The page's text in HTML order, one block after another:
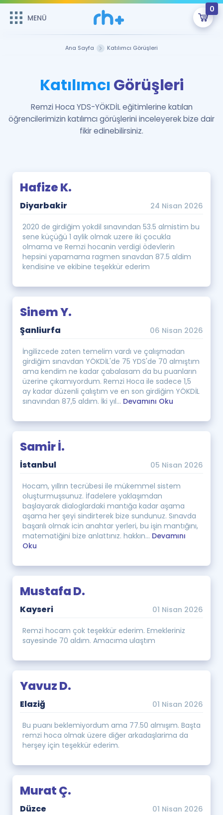
MENÜ
0
GİRİŞ YAP
Remzi Hoca ile seni sınava hazırlayacak onlarca eğitim seni
MENÜ
Çalışma Paketleri
Kitaplar ve Kaynaklar
Ücretsiz Kaynaklar
Sözlük
Puan Hesaplama
Rehberlik Aracı
Kampanyalar
Blog
Hakkımızda
Ana Sayfa Katılımcı Görüşleri
KatılımcıGörüşleri
Remzi Hoca YDS-YÖKDİL eğitimlerine katılan
öğrencilerimizin katılımcı görüşlerini inceleyerek bize dair
fikir edinebilirsiniz.
Hafize K.
Diyarbakir 24 Nisan 2026
2020 de girdiğim yokdil sınavından 53.5 almistim bu
sene küçüğü 1 aylik olmak uzere iki çocukla
olmama ve Remzi hocanin verdigi ödevlerin
hepsini yapamama ragmen sınavdan 87.5 aldim
kendisine ve ekibine teşekkür ederim
Sinem Y.
Şanliurfa 06 Nisan 2026
İngilizcede zaten temelim vardı ve çalışmadan
girdiğim sınavdan YÖKDİL'de 75 YDS'de 70 almıştım
ama kendim ne kadar çabalasam da bu puanların
üzerine çıkamıyordum. Remzi Hoca ile sadece 1,5
ay kadar düzenli çalıştım ve en son girdiğim YÖKDİL
sınavından 87,5 aldım. İki yıl... Devamını Oku
Samir İ.
İstanbul 05 Nisan 2026
Hocam, yıllrın tecrübesi ile mükemmel sistem
oluşturmuşsunuz. İfadelere yaklaşımdan
başlayarak dialoglardaki mantığa kadar aşama
aşama her şeyi sindirterek bize sundunuz. Sınavda
başarılı olmak icin anahtar yerleri, bu işin mantığını,
matematiğini bize anlattınız. hakkın... Devamını
Oku
Mustafa D.
Kayseri 01 Nisan 2026
Remzi hocam çok teşekkür ederim. Emekleriniz
sayesinde 70 aldım. Amacıma ulaştım
Yavuz D.
Elaziğ 01 Nisan 2026
Bu puanı beklemiyordum ama 77.50 almışım. Başta
remzi hoca olmak üzere diğer arkadaşlarima da
herşey için teşekkür ederim.
Murat Ç.
Düzce 01 Nisan 2026